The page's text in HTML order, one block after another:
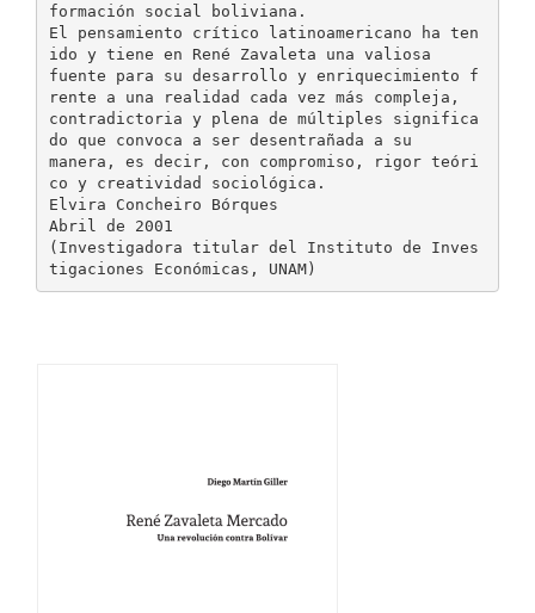
formación social boliviana.
El pensamiento crítico latinoamericano ha ten
ido y tiene en René Zavaleta una valiosa
fuente para su desarrollo y enriquecimiento f
rente a una realidad cada vez más compleja,
contradictoria y plena de múltiples significa
do que convoca a ser desentrañada a su
manera, es decir, con compromiso, rigor teóri
co y creatividad sociológica.
Elvira Concheiro Bórques
Abril de 2001
(Investigadora titular del Instituto de Inves